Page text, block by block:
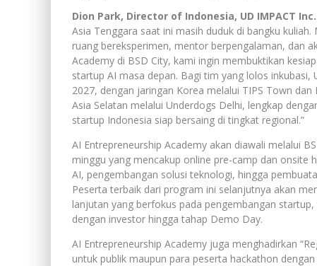
Dion Park, Director of Indonesia, UD IMPACT Inc.
Asia Tenggara saat ini masih duduk di bangku
ruang bereksperimen, mentor berpengalaman, dan
Academy di BSD City, kami ingin membuktikan
startup AI masa depan. Bagi tim yang lolos
2027, dengan jaringan Korea melalui TIPS Town
Asia Selatan melalui Underdogs Delhi, lengkap
startup Indonesia siap bersaing di tingkat regional.”
AI Entrepreneurship Academy akan diawali melalui
minggu yang mencakup online pre-camp dan onsite
AI, pengembangan solusi teknologi, hingga
Peserta terbaik dari program ini selanjutnya akan
lanjutan yang berfokus pada pengembangan
dengan investor hingga tahap Demo Day.
AI Entrepreneurship Academy juga menghadirkan
untuk publik maupun para peserta hackathon